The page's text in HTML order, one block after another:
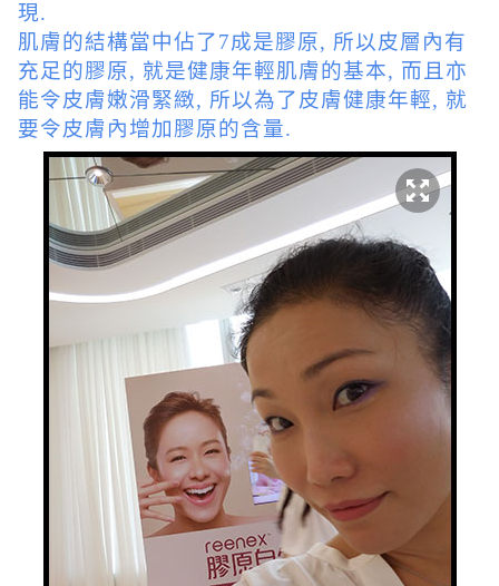
現.
肌膚的結構當中佔了7成是膠原, 所以皮層內有
充足的膠原, 就是健康年輕肌膚的基本, 而且亦
能令皮膚嫩滑緊緻, 所以為了皮膚健康年輕, 就
要令皮膚內增加膠原的含量.